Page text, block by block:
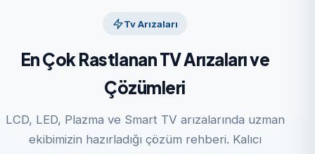
Tv Arızaları
En Çok Rastlanan TV Arızaları ve
Çözümleri
LCD, LED, Plazma ve Smart TV arızalarında uzman
ekibimizin hazırladığı çözüm rehberi. Kalıcı